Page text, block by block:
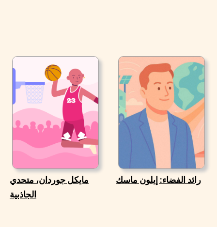
مايكل جوردان، متحدي
الجاذبية
رائد الفضاء: إيلون ماسك